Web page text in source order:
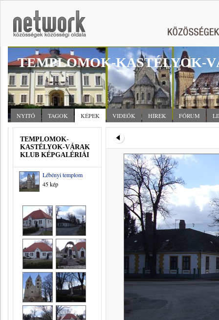
TEMPLOMOK-KASTÉLYOK-
NYITÓ TAGOK KÉPEK VIDEÓK HÍREK FÓRUM
TEMPLOMOK-
KASTÉLYOK-VÁRAK
KLUB KÉPGALÉRIÁI
Lébényi templom
45 kép